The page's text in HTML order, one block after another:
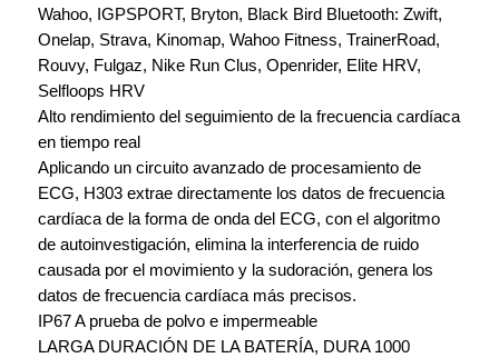
Wahoo, IGPSPORT, Bryton, Black Bird Bluetooth: Zwift,
Onelap, Strava, Kinomap, Wahoo Fitness, TrainerRoad,
Rouvy, Fulgaz, Nike Run Clus, Openrider, Elite HRV,
Selfloops HRV
Alto rendimiento del seguimiento de la frecuencia cardíaca
en tiempo real
Aplicando un circuito avanzado de procesamiento de
ECG, H303 extrae directamente los datos de frecuencia
cardíaca de la forma de onda del ECG, con el algoritmo
de autoinvestigación, elimina la interferencia de ruido
causada por el movimiento y la sudoración, genera los
datos de frecuencia cardíaca más precisos.
IP67 A prueba de polvo e impermeable
LARGA DURACIÓN DE LA BATERÍA, DURA 1000